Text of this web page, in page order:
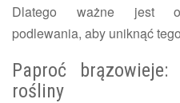
Dlatego ważne jest
podlewania, aby uniknąć
Paproć
rośliny